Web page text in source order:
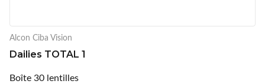
Alcon Ciba Vision
Dailies TOTAL 1
Boîte 30 lentilles